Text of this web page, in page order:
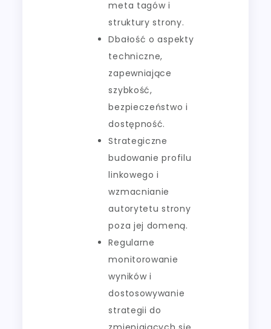
meta tagów i
struktury strony.
Dbałość o aspekty
techniczne,
zapewniające
szybkość,
bezpieczeństwo i
dostępność.
Strategiczne
budowanie profilu
linkowego i
wzmacnianie
autorytetu strony
poza jej domeną.
Regularne
monitorowanie
wyników i
dostosowywanie
strategii do